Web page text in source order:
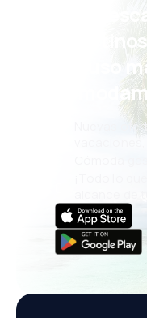
¡Eh!
incluso
Nuevas
Cómoda
¡Todo lo